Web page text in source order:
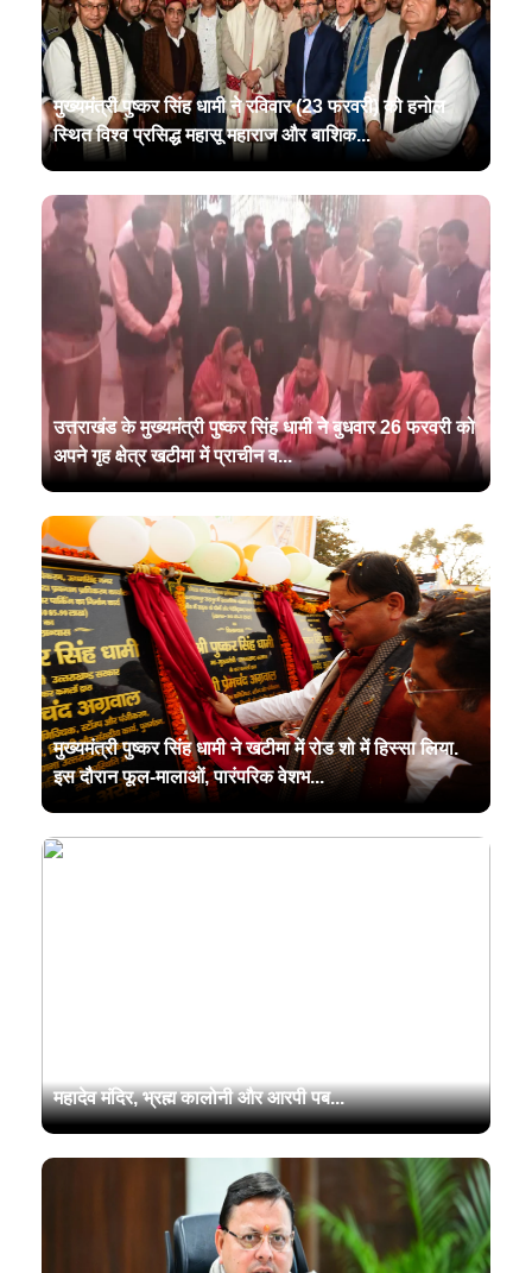
मुख्यमंत्री पुष्कर सिंह धामी ने रविवार (23 फरवरी) को हनोल
स्थित विश्व प्रसिद्ध महासू महाराज और बाशिक...
उत्तराखंड के मुख्यमंत्री पुष्कर सिंह धामी ने बुधवार 26 फरवरी को
अपने गृह क्षेत्र खटीमा में प्राचीन व...
मुख्यमंत्री पुष्कर सिंह धामी ने खटीमा में रोड शो में हिस्सा लिया.
इस दौरान फूल-मालाओं, पारंपरिक वेशभ...
महादेव मंदिर, भ्रह्म कालोनी और आरपी पब...